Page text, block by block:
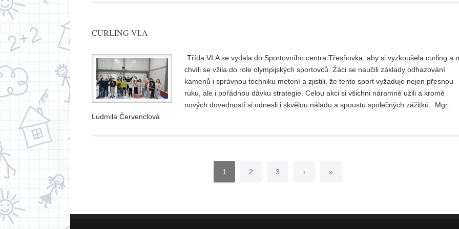
CURLING VI.A
Třída VI.A se vydala do Sportovního centra Třesňovka, aby si vyzkoušela curling a
chvíli se vžila do role olympijských sportovců. Žáci se naučili základy odhazování
kamenů i správnou techniku metení a zjistili, že tento sport vyžaduje nejen přesnou
ruku, ale i pořádnou dávku strategie. Celou akci si všichni náramně užili a kromě
nových dovedností si odnesli i skvělou náladu a spoustu společných zážitků. Mgr.
Ludmila Červenclová
1 2 3 › »